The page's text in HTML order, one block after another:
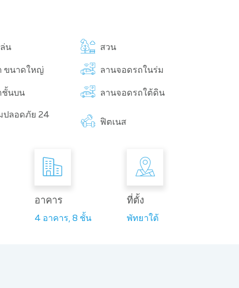
น สวน
ขนาดใหญ่ ลานจอดรถในร่ม
ชั้นบน ลานจอดรถใต้ดิน
ปลอดภัย 24
ฟิตเนส
อาคาร
4 อาคาร, 8 ชั้น
ที่ตั้ง
พัทยาใต้